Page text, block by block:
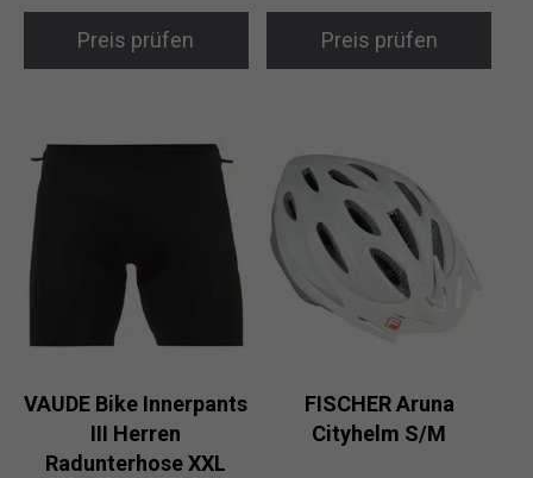
Preis prüfen Preis prüfen
VAUDE Bike Innerpants
III Herren
Radunterhose XXL
FISCHER Aruna
Cityhelm S/M